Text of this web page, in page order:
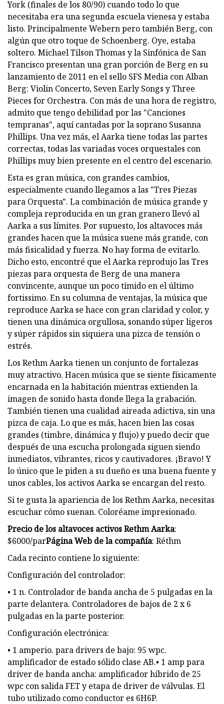
York (finales de los 80/90) cuando todo lo que
necesitaba era una segunda escuela vienesa y estaba
listo. Principalmente Webern pero también Berg, con
algún que otro toque de Schoenberg. Oye, estaba
soltero. Michael Tilson Thomas y la Sinfónica de San
Francisco presentan una gran porción de Berg en su
lanzamiento de 2011 en el sello SFS Media con Alban
Berg: Violin Concerto, Seven Early Songs y Three
Pieces for Orchestra. Con más de una hora de registro,
admito que tengo debilidad por las "Canciones
tempranas", aquí cantadas por la soprano Susanna
Phillips. Una vez más, el Aarka tiene todas las partes
correctas, todas las variadas voces orquestales con
Phillips muy bien presente en el centro del escenario.
Esta es gran música, con grandes cambios,
especialmente cuando llegamos a las "Tres Piezas
para Orquesta". La combinación de música grande y
compleja reproducida en un gran granero llevó al
Aarka a sus límites. Por supuesto, los altavoces más
grandes hacen que la música suene más grande, con
más fisicalidad y fuerza. No hay forma de evitarlo.
Dicho esto, encontré que el Aarka reprodujo las Tres
piezas para orquesta de Berg de una manera
convincente, aunque un poco tímido en el último
fortissimo. En su columna de ventajas, la música que
reproduce Aarka se hace con gran claridad y color, y
tienen una dinámica orgullosa, sonando súper ligeros
y súper rápidos sin siquiera una pizca de tensión o
estrés.
Los Rethm Aarka tienen un conjunto de fortalezas
muy atractivo. Hacen música que se siente físicamente
encarnada en la habitación mientras extienden la
imagen de sonido hasta donde llega la grabación.
También tienen una cualidad aireada adictiva, sin una
pizca de caja. Lo que es más, hacen bien las cosas
grandes (timbre, dinámica y flujo) y puedo decir que
después de una escucha prolongada siguen siendo
inmediatos, vibrantes, ricos y cautivadores. ¡Bravo! Y
lo único que le piden a su dueño es una buena fuente y
unos cables, los activos Aarka se encargan del resto.
Si te gusta la apariencia de los Rethm Aarka, necesitas
escuchar cómo suenan. Coloréame impresionado.
Precio de los altavoces activos Rethm Aarka:
$6000/parPágina Web de la compañía: Réthm
Cada recinto contiene lo siguiente:
Configuración del controlador:
• 1 n. Controlador de banda ancha de 5 pulgadas en la
parte delantera. Controladores de bajos de 2 x 6
pulgadas en la parte posterior.
Configuración electrónica:
• 1 amperio. para drivers de bajo: 95 wpc.
amplificador de estado sólido clase AB.• 1 amp para
driver de banda ancha: amplificador híbrido de 25
wpc con salida FET y etapa de driver de válvulas. El
tubo utilizado como conductor es 6H6P.